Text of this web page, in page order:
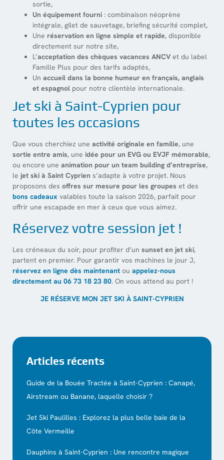
sortie,
Un équipement fourni : combinaison néoprène
intégrale, gilet de sauvetage, briefing sécurité complet,
Une réservation en ligne simple et rapide, disponible
directement sur notre site,
L’acceptation des chèques vacances ANCV et du label
Famille Plus pour des tarifs adaptés,
Un accueil dans la bonne humeur en français, anglais
et espagnol pour notre clientèle internationale.
Jet ski à Saint-Cyprien pour
toutes les occasions
Que vous cherchiez une activité originale en famille, une
sortie entre amis, une idée pour un EVG ou EVJF mémorable,
ou encore une animation pour un team building d’entreprise,
le jet ski à Saint Cyprien s’adapte à votre projet. Nous
proposons des offres sur mesure pour les groupes et des
bons cadeaux valables toute la saison 2026, parfait pour
offrir une escapade en mer à ceux que vous aimez.
Réservez votre session jet !
Les créneaux du soir, pour profiter d’un sunset en jet ski,
partent en premier. Pour garantir vos machines le jour J,
réservez en ligne dès maintenant ou appelez-nous
directement au 06 73 18 23 80. On vous attend au port !
JE RÉSERVE MON JET SKI À SAINT-CYPRIEN
Articles récents
Guide de la Bouée Tractée à Saint-Cyprien : Canapé,
Airstream ou Banane, laquelle choisir ?
Jet Ski Paulilles : Explorez la plus belle baie de la
Côte Vermeille
Dauphins à Saint-Cyprien : Une rencontre magique